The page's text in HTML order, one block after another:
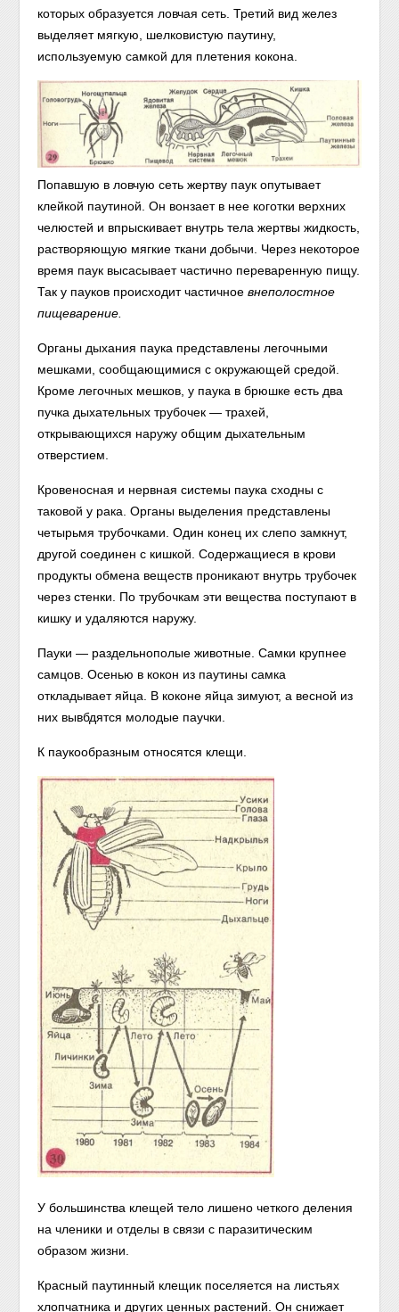
которых образуется ловчая сеть. Третий вид желез
выделяет мягкую, шелковистую паутину,
используемую самкой для плетения кокона.
Попавшую в ловчую сеть жертву паук опутывает
клейкой паутиной. Он вонзает в нее коготки верхних
челюстей и впрыскивает внутрь тела жертвы жидкость,
растворяющую мягкие ткани добычи. Через некоторое
время паук высасывает частично переваренную пищу.
Так у пауков происходит частичное внеполостное
пищеварение.
Органы дыхания паука представлены легочными
мешками, сообщающимися с окружающей средой.
Кроме легочных мешков, у паука в брюшке есть два
пучка дыхательных трубочек — трахей,
открывающихся наружу общим дыхательным
отверстием.
Кровеносная и нервная системы паука сходны с
таковой у рака. Органы выделения представлены
четырьмя трубочками. Один конец их слепо замкнут,
другой соединен с кишкой. Содержащиеся в крови
продукты обмена веществ проникают внутрь трубочек
через стенки. По трубочкам эти вещества поступают в
кишку и удаляются наружу.
Пауки — раздельнополые животные. Самки крупнее
самцов. Осенью в кокон из паутины самка
откладывает яйца. В коконе яйца зимуют, а весной из
них вывбдятся молодые паучки.
К паукообразным относятся клещи.
У большинства клещей тело лишено четкого деления
на членики и отделы в связи с паразитическим
образом жизни.
Красный паутинный клещик поселяется на листьях
хлопчатника и других ценных растений. Он снижает